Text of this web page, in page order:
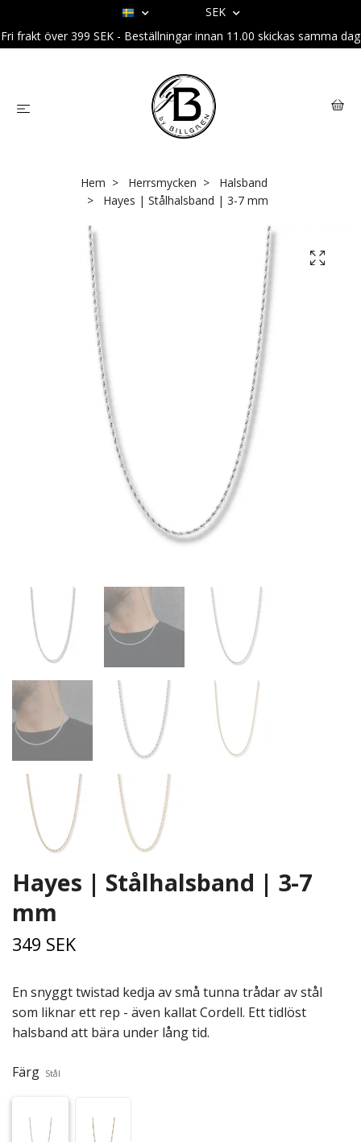
SEK
Fri frakt över 399 SEK - Beställningar innan 11.00 skickas samma dag
Hem Herrsmycken
Halsband
Hayes | Stålhalsband | 3-7 mm
Hayes | Stålhalsband | 3-7
mm
349 SEK
En snyggt twistad kedja av små tunna trådar av stål
som liknar ett rep - även kallat Cordell. Ett tidlöst
halsband att bära under lång tid.
Färg Stål